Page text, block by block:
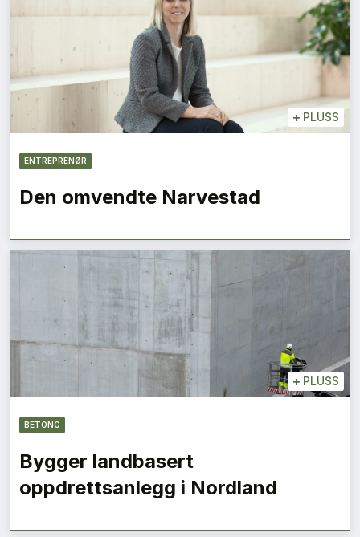
+ PLUSS
ENTREPRENØR
Den omvendte Narvestad
+ PLUSS
BETONG
Bygger landbasert
oppdrettsanlegg i Nordland